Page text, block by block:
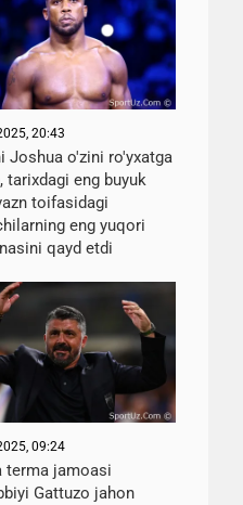
20:43
Joshua o'zini ro'yxatga
tarixdagi eng buyuk
toifasidagi
eng yuqori
qayd etdi
09:24
terma jamoasi
Gattuzo jahon